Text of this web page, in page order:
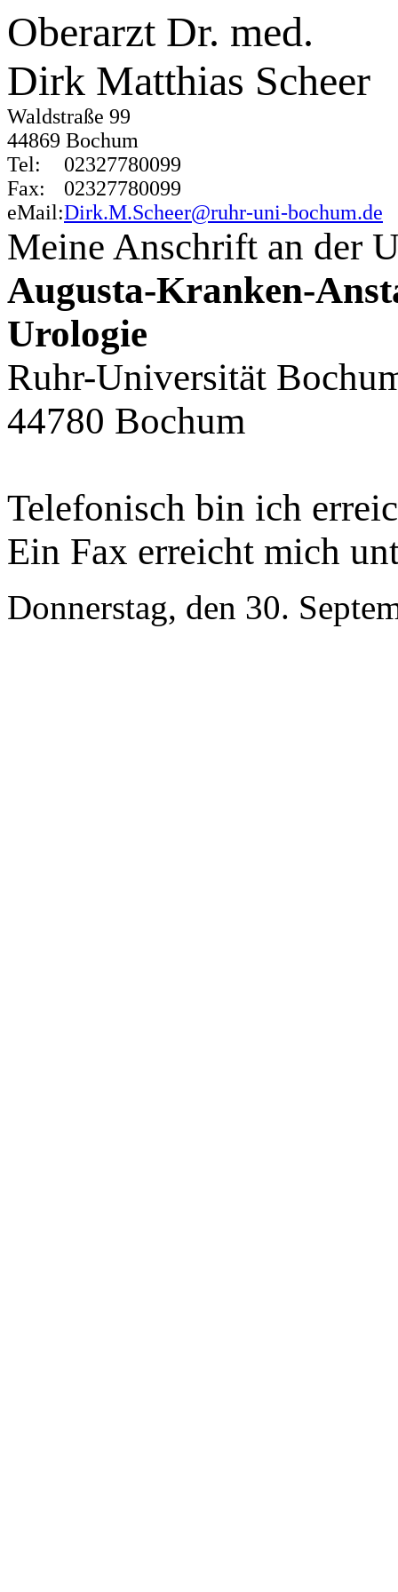
Oberarzt Dr. med.
Dirk Matthias Scheer
Waldstraße 99
44869 Bochum
Tel:
Fax:
02327780099
02327780099
eMail:Dirk.M.Scheer@ruhr-uni-bochum.de
Meine Anschrift an der
Augusta-Kranken-
Urologie
Ruhr-Universität
44780 Bochum
Telefonisch bin ich
Ein Fax erreicht mich
Donnerstag, den 30.